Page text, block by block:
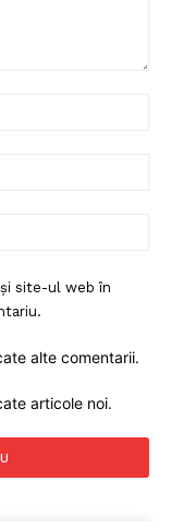
site-ul web în
alte comentarii.
articole noi.